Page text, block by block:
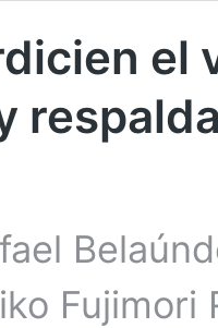
el
Fujimori